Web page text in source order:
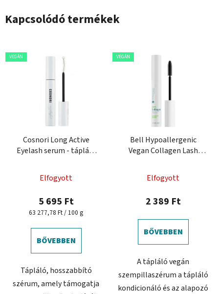
Kapcsolódó termékek
VEGÁN
Cosnori Long Active
Eyelash serum - tápláló
Elfogyott
5 695 Ft
Egységár:
63 277,78 Ft / 100 g
BŐVEBBEN
Tápláló, hosszabbító
szérum, amely támogatja
VEGÁN
Bell Hypoallergenic
Vegan Collagen Lash
termék
átlagos
5-
ből
csillag.
Elfogyott
2 389 Ft
BŐVEBBEN
A tápláló vegán
szempillaszérum a tápláló
kondicionáló és az alapozó